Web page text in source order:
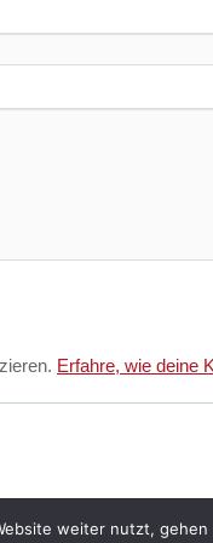
Erfahre, wie deine
weiter nutzt,